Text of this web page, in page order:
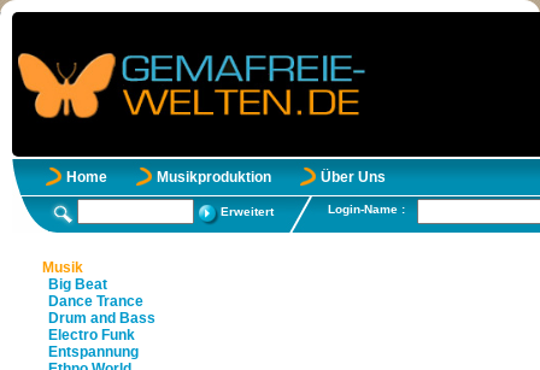
Home Musikproduktion Über Uns
Erweitert Login-Name :
Musik
Big Beat
Dance Trance
Drum and Bass
Electro Funk
Entspannung